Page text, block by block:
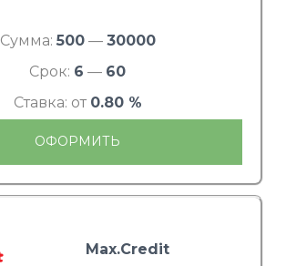
Сумма: 500— 30000
Срок: 6 — 60
Ставка: от 0.80 %
ОФОРМИТЬ
Max.Credit